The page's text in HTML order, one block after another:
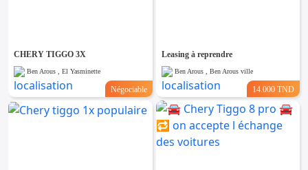
CHERY TIGGO 3X
Ben Arous , El Yasminette
Négociable
Leasing à reprendre
Ben Arous , Ben Arous ville
14.000 TND